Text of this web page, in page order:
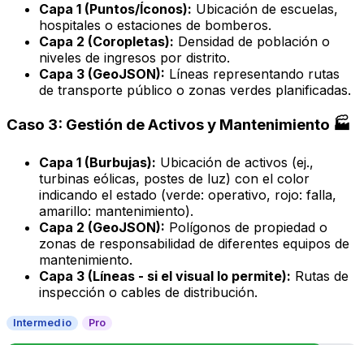
Capa 1 (Puntos/Íconos): Ubicación de escuelas,
hospitales o estaciones de bomberos.
Capa 2 (Coropletas): Densidad de población o
niveles de ingresos por distrito.
Capa 3 (GeoJSON): Líneas representando rutas
de transporte público o zonas verdes planificadas.
Caso 3: Gestión de Activos y Mantenimiento 🏭
Capa 1 (Burbujas): Ubicación de activos (ej.,
turbinas eólicas, postes de luz) con el color
indicando el estado (verde: operativo, rojo: falla,
amarillo: mantenimiento).
Capa 2 (GeoJSON): Polígonos de propiedad o
zonas de responsabilidad de diferentes equipos de
mantenimiento.
Capa 3 (Líneas - si el visual lo permite): Rutas de
inspección o cables de distribución.
Intermedio Pro